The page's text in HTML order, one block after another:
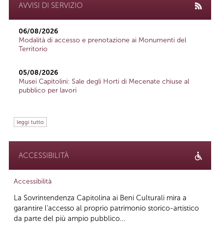
AVVISI DI SERVIZIO
06/08/2026
Modalità di accesso e prenotazione ai Monumenti del
Territorio
05/08/2026
Musei Capitolini: Sale degli Horti di Mecenate chiuse al
pubblico per lavori
leggi tutto
ACCESSIBILITÀ
Accessibilità
La Sovrintendenza Capitolina ai Beni Culturali mira a
garantire l’accesso al proprio patrimonio storico-artistico
da parte del più ampio pubblico...